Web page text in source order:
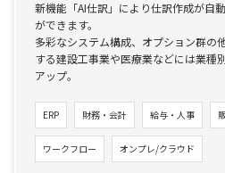
新機能「AI仕訳」により仕訳作成が自
ができます。
多彩なシステム構成、オプション群の
する建設工事業や医療業などには業種
アップ。
ERP 財務・会計 給与・人事
ワークフロー オンプレ/クラウド